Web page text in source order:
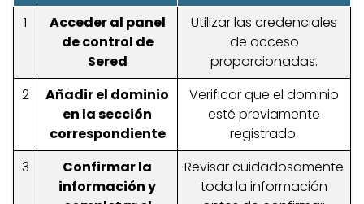
1
Acceder al panel
de control de
Sered
Utilizar las credenciales
de acceso
proporcionadas.
2
Añadir el dominio
en la sección
correspondiente
Verificar que el dominio
esté previamente
registrado.
3
Confirmar la
información y
Revisar cuidadosamente
toda la información